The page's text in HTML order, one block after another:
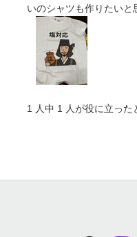
いのシャツも作りたいと
1 人中 1 人が役に立った